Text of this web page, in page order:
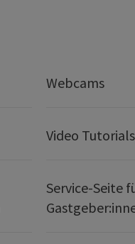
Webcams
Video Tutorials
Service-Seite